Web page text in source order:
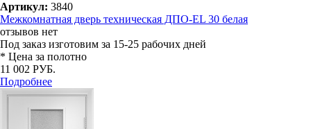
Артикул: 3840
Межкомнатная дверь техническая ДПО-EL 30 белая
отзывов нет
Под заказ изготовим за 15-25 рабочих дней
* Цена за полотно
11 002 РУБ.
Подробнее